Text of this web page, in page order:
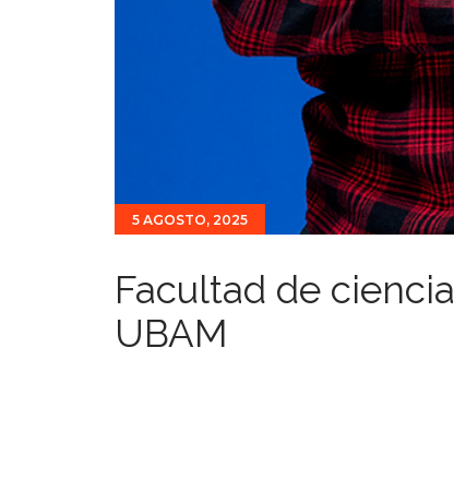
5 AGOSTO, 2025
Facultad de
UBAM